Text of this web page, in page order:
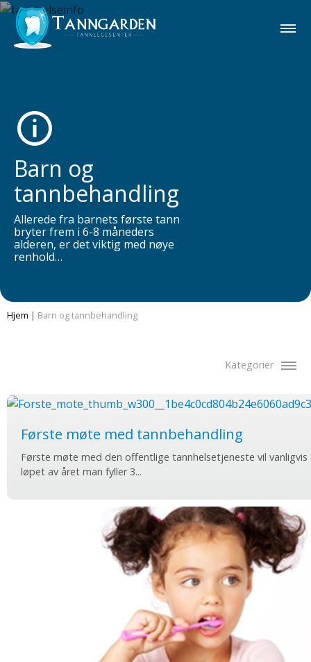
Barn og
tannbehandling
Allerede fra barnets første tann
bryter frem i 6-8 måneders
alderen, er det viktig med nøye
renhold…
Hjem | Barn og tannbehandling
Kategorier
Første møte med tannbehandling
Første møte med den offentlige tannhelsetjeneste vil vanligvis
løpet av året man fyller 3...